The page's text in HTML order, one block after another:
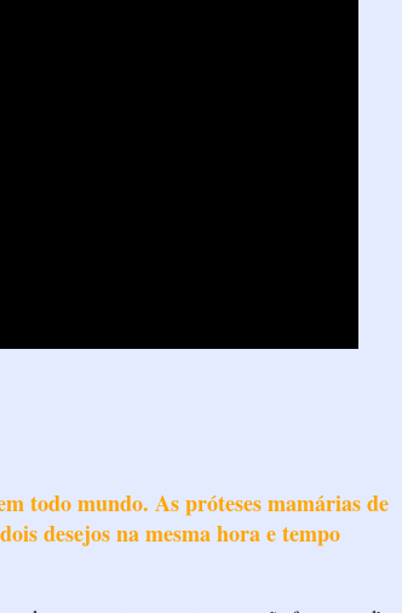
todo mundo. As próteses mamárias de
desejos na mesma hora e tempo